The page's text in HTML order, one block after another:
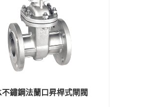
不鏽鋼法蘭口昇桿式閘閥